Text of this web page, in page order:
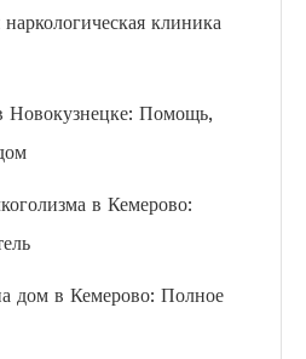
клиника
Новокузнецке: Помощь,
в Кемерово:
дом в Кемерово: Полное